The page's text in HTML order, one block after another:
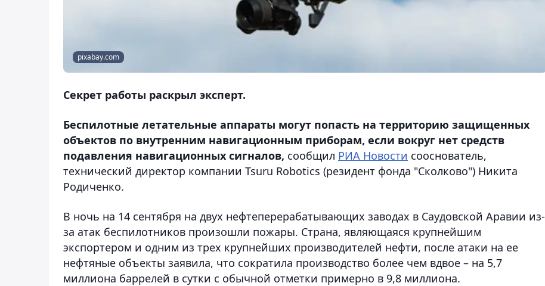
pixabay.com
Секрет работы раскрыл эксперт.
Беспилотные летательные аппараты могут попасть на территорию защищенных
объектов по внутренним навигационным приборам, если вокруг нет средств
подавления навигационных сигналов, сообщил РИА Новости сооснователь,
технический директор компании Tsuru Robotics (резидент фонда "Сколково") Никита
Родиченко.
В ночь на 14 сентября на двух нефтеперерабатывающих заводах в Саудовской Аравии из-
за атак беспилотников произошли пожары. Страна, являющаяся крупнейшим
экспортером и одним из трех крупнейших производителей нефти, после атаки на ее
нефтяные объекты заявила, что сократила производство более чем вдвое – на 5,7
миллиона баррелей в сутки с обычной отметки примерно в 9,8 миллиона.